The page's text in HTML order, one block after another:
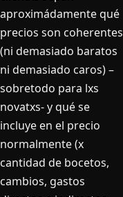
aproximádamente qué
precios son coherentes
(ni demasiado baratos
ni demasiado caros) –
sobretodo para lxs
novatxs- y qué se
incluye en el precio
normalmente (x
cantidad de bocetos,
cambios, gastos